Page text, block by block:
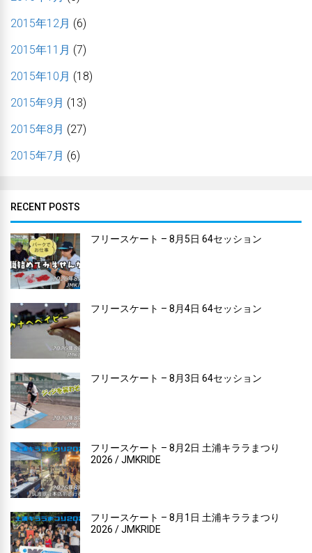
2015年12月 (6)
2015年11月 (7)
2015年10月 (18)
2015年9月 (13)
2015年8月 (27)
2015年7月 (6)
RECENT POSTS
フリースケート – 8月5日 64セッション
フリースケート – 8月4日 64セッション
フリースケート – 8月3日 64セッション
フリースケート – 8月2日 土浦キララまつり
2026 / JMKRIDE
フリースケート – 8月1日 土浦キララまつり
2026 / JMKRIDE